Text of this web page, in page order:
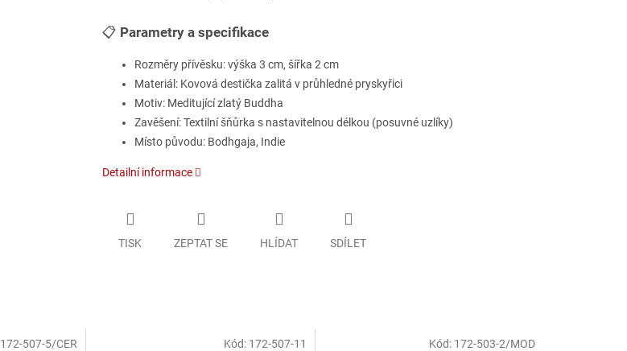
📋 Parametry a specifikace
Rozměry přívěsku: výška 3 cm, šířka 2 cm
Materiál: Kovová destička zalitá v průhledné pryskyřici
Motiv: Meditující zlatý Buddha
Zavěšení: Textilní šňůrka s nastavitelnou délkou (posuvné uzlíky)
Místo původu: Bodhgaja, Indie
Detailní informace
TISK ZEPTAT SE HLÍDAT SDÍLET
172-507-5/CER Kód: 172-507-11 Kód: 172-503-2/MOD